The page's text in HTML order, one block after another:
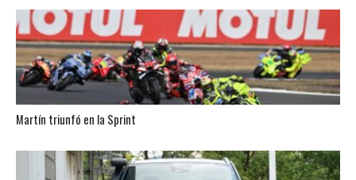
Martín triunfó en la Sprint